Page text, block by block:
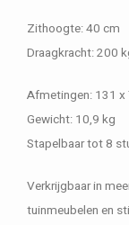
Zithoogte: 40 cm
Draagkracht: 200
Afmetingen: 131 x
Gewicht: 10,9 kg
Stapelbaar tot 8
Verkrijgbaar in
tuinmeubelen en